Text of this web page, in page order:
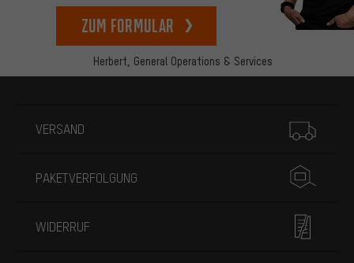
Herbert, General Operations & Services
zum Formular
VERSAND
PAKETVERFOLGUNG
WIDERRUF